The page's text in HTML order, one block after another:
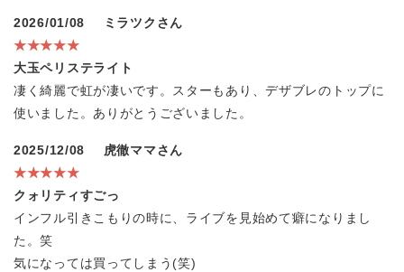
2026/01/08
ミラツクさん
★★★★★
大玉ペリステライト
凄く綺麗で虹が凄いです。スターもあり、デザブレのトップに
使いました。ありがとうございました。
2025/12/08
虎徹ママさん
★★★★★
クォリティすごっ
インフル引きこもりの時に、ライブを見始めて癖になりまし
た。笑
気になっては買ってしまう(笑)